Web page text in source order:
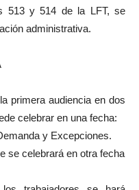
513 y 514 de la LFT, se
administrativa.
primera audiencia en dos
celebrar en una fecha:
y Excepciones.
se celebrará en otra fecha